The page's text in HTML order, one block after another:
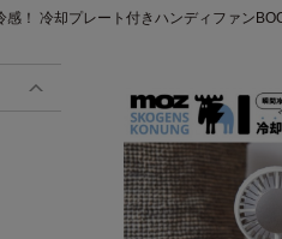
感！ 冷却プレート付きハンディファン